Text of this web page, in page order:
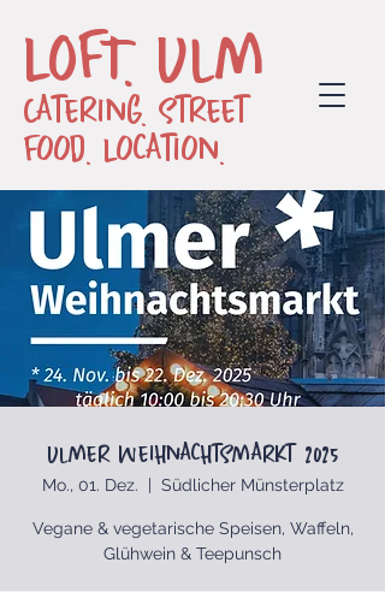
LOFT. Ulm
Catering. Street
Food. Location.
Ulmer Weihnachtsmarkt 2025
Mo., 01. Dez. Südlicher Münsterplatz
Vegane & vegetarische Speisen, Waffeln,
Glühwein & Teepunsch